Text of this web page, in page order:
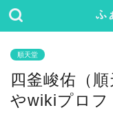
ふ
順天堂
四釜峻佑（
やwikiプロフ